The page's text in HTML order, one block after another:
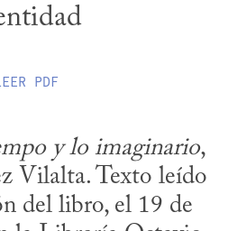
PDF
y lo imaginario,
Vilalta. Texto leído
del libro, el 19 de